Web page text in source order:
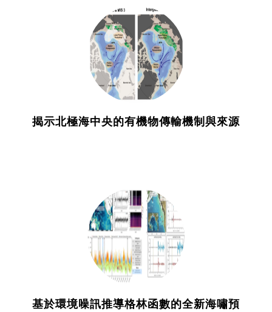
揭示北極海中央的有機物傳輸機制與來源
基於環境噪訊推導格林函數的全新海嘯預